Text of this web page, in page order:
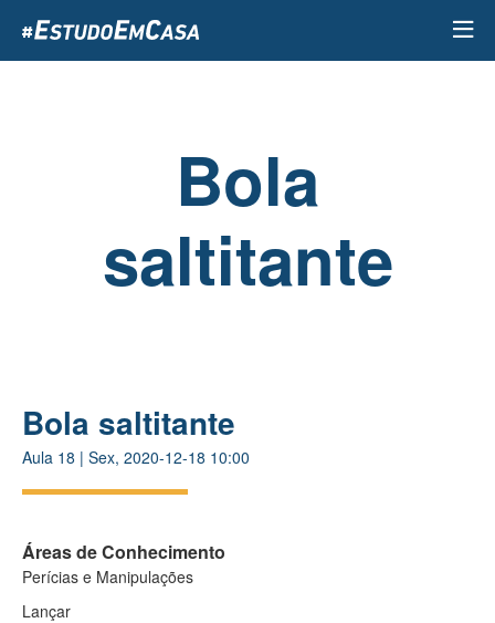
para
o
Bola
saltitante
Bola saltitante
Aula 18 | Sex, 2020-12-18 10:00
Áreas de Conhecimento
Perícias e Manipulações
Lançar